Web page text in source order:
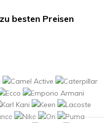
besten Preisen